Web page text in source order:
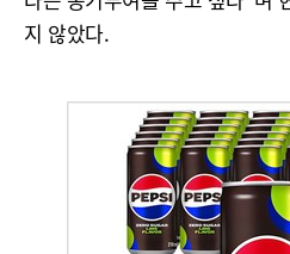
지 않았다.